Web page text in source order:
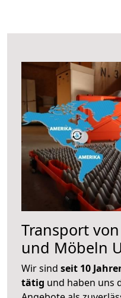
Transport
und Möbeln
Wir sind seit 10
tätig und haben uns